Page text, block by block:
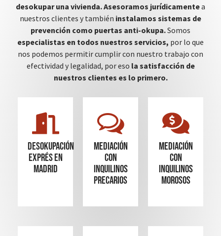
desokupar una vivienda.Asesoramos jurídicamentea
nuestros clientes y también instalamos sistemas de
prevención como puertas anti-okupa.Somos
especialistas en todos nuestros servicios, por lo que
nos podemos permitir cumplir con nuestro trabajo con
efectividad y legalidad, por eso la satisfacción de
nuestros clientes es lo primero.
Desokupación
Exprés en
madrid
mediación
con
inquilinos
precarios
mediación
con
inquilinos
morosos